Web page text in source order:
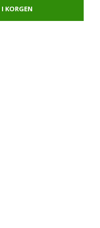
KORGEN